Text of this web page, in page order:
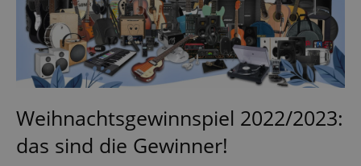
Weihnachtsgewinnspiel 2022/2023:
das sind die Gewinner!